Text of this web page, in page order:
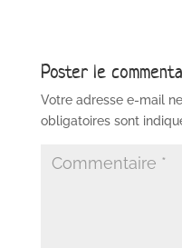
Poster le
Votre adresse e-mail
obligatoires sont